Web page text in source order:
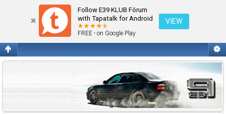
Follow E39 KLUB Fórum
with Tapatalk for Android
FREE - on Google Play
VIEW
Fórum kezdőlap megtekintése